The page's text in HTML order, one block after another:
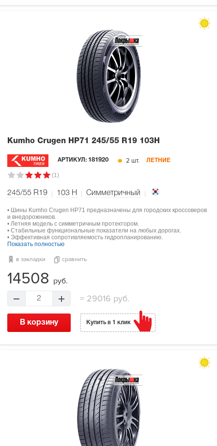
Kumho Crugen HP71 245/55 R19 103H
АРТИКУЛ: 181920 2 шт. ЛЕТНИЕ
(1)
245/55 R19 103 H Симметричный
• Шины Kumho Crugen HP71 предназначены для городских кроссоверов
и внедорожников.
• Летняя модель с симметричным протектором.
• Стабильные функциональные показатели на любых дорогах.
• Эффективная сопротивляемость гидропланированию.
Показать полностью
в закладки сравнить
14508 руб.
2 =29016 руб.
В корзину Купить в 1 клик